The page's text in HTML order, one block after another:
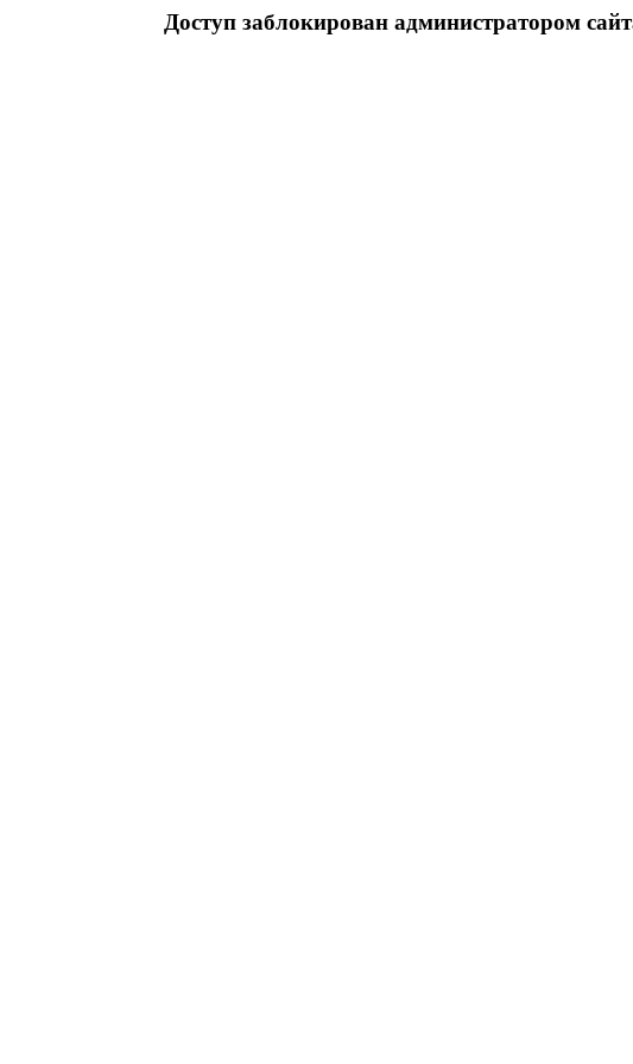
Доступ заблокирован администратором